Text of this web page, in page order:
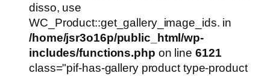
R$54,90.
disso, use
WC_Product::get_gallery_image_ids. in
/home/jsr3o16p/public_html/wp-
includes/functions.php on line 6121
class="pif-has-gallery product type-product